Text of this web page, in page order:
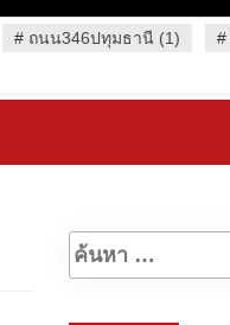
# ถนน346ปทุมธานี (1) #